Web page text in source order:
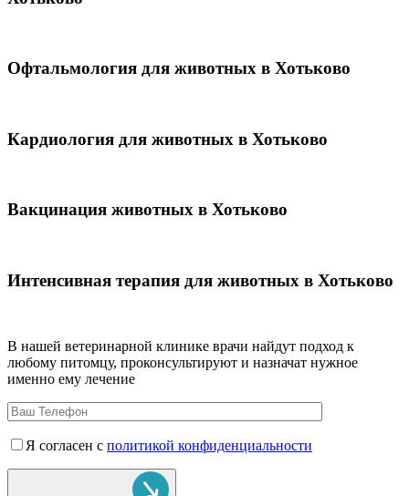
Офтальмология для животных в Хотьково
Кардиология для животных в Хотьково
Вакцинация животных в Хотьково
Интенсивная терапия для животных в Хотьково
В нашей ветеринарной клинике врачи найдут подход к
любому питомцу, проконсультируют и назначат нужное
именно ему лечение
Я согласен с политикой конфиденциальности